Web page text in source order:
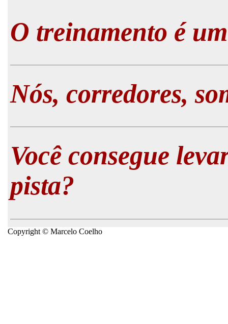
O treinamento é
Nós, corredores,
Você consegue
pista?
Copyright © Marcelo Coelho